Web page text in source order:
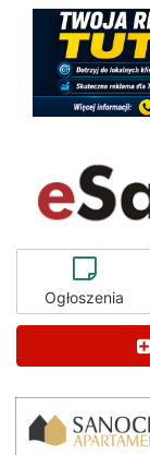
Ogłoszenia